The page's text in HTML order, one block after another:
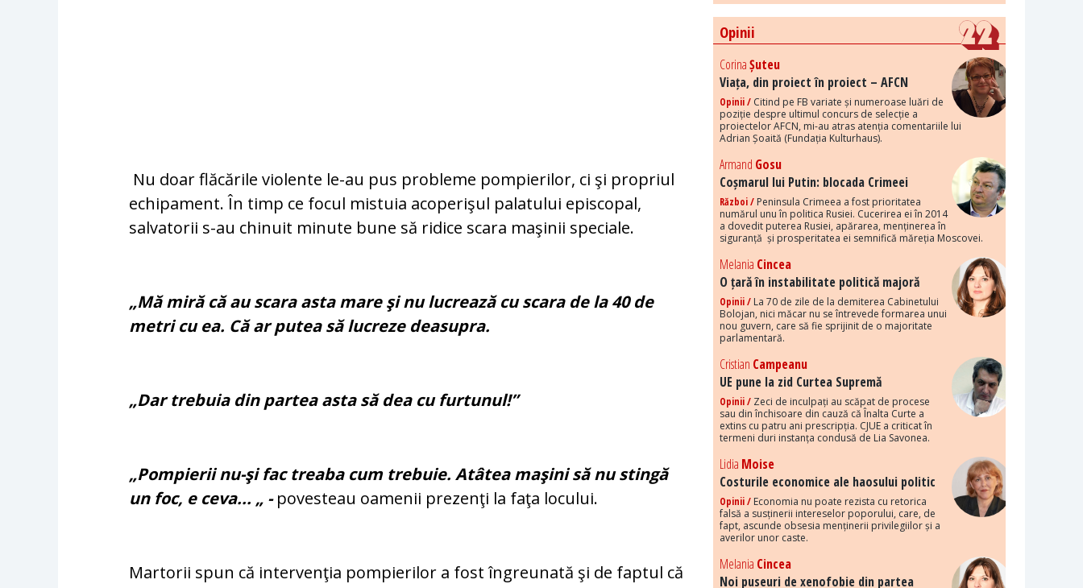
Nu doar flăcările violente le-au pus probleme pompierilor, ci şi propriul
echipament. În timp ce focul mistuia acoperişul palatului episcopal,
salvatorii s-au chinuit minute bune să ridice scara maşinii speciale.
„Mă miră că au scara asta mare şi nu lucrează cu scara de la 40 de
metri cu ea. Că ar putea să lucreze deasupra.
„Dar trebuia din partea asta să dea cu furtunul!”
„Pompierii nu-şi fac treaba cum trebuie. Atâtea maşini să nu stingă
un foc, e ceva... „ -povesteau oamenii prezenţi la faţa locului.
Martorii spun că intervenţia pompierilor a fost îngreunată şi de faptul că
Opinii
CorinaȘuteu
Viața, din proiect în proiect – AFCN
Opinii / Citind pe FB variate și numeroase luări de
poziție despre ultimul concurs de selecție a
proiectelor AFCN, mi-au atras atenția comentariile lui
Adrian Șoaită (Fundația Kulturhaus).
Armand Gosu
Coșmarul lui Putin: blocada Crimeei
Război / Peninsula Crimeea a fost prioritatea
numărul unu în politica Rusiei. Cucerirea ei în 2014
a dovedit puterea Rusiei, apărarea, menținerea în
siguranță și prosperitatea ei semnifică măreția Moscovei.
Melania Cincea
O țară în instabilitate politică majoră
Opinii / La 70 de zile de la demiterea Cabinetului
Bolojan, nici măcar nu se întrevede formarea unui
nou guvern, care să fie sprijinit de o majoritate
parlamentară.
Cristian Campeanu
UE pune la zid Curtea Supremă
Opinii / Zeci de inculpați au scăpat de procese
sau din închisoare din cauză că Înalta Curte a
extins cu patru ani prescripția. CJUE a criticat în
termeni duri instanța condusă de Lia Savonea.
Lidia Moise
Costurile economice ale haosului politic
Opinii / Economia nu poate rezista cu retorica
falsă a susținerii intereselor poporului, care, de
fapt, ascunde obsesia menținerii privilegiilor și a
averilor unor caste.
Melania Cincea
Noi puseuri de xenofobie din partea